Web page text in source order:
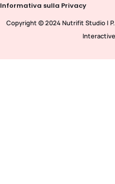
Copyright © 2024 Nutrifit Studio |
Informativa sulla Privacy